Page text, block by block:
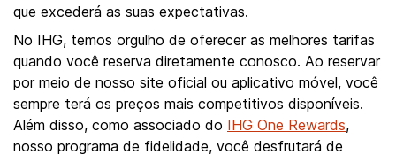
que excederá as suas expectativas.
No IHG, temos orgulho de oferecer as melhores tarifas
quando você reserva diretamente conosco. Ao reservar
por meio de nosso site oficial ou aplicativo móvel, você
sempre terá os preços mais competitivos disponíveis.
Além disso, como associado do IHG One Rewards,
nosso programa de fidelidade, você desfrutará de